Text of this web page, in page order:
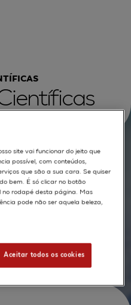
APLICAÇÕES
site vai funcionar do jeito que
possível, com conteúdos,
que são a sua cara. Se quiser
bem. É só clicar no botão
no rodapé desta página. Mas
pode não ser aquela beleza,
Aceitar todos os cookies